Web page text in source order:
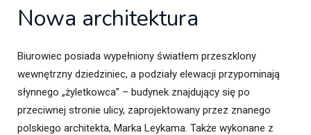
Nowa architektura
Biurowiec posiada wypełniony światłem przeszklony
wewnętrzny dziedziniec, a podziały elewacji przypominają
słynnego „żyletkowca” – budynek znajdujący się po
przeciwnej stronie ulicy, zaprojektowany przez znanego
polskiego architekta, Marka Leykama. Także wykonane z